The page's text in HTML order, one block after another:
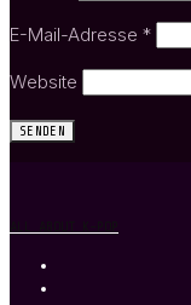
E-Mail-Adresse *
Website